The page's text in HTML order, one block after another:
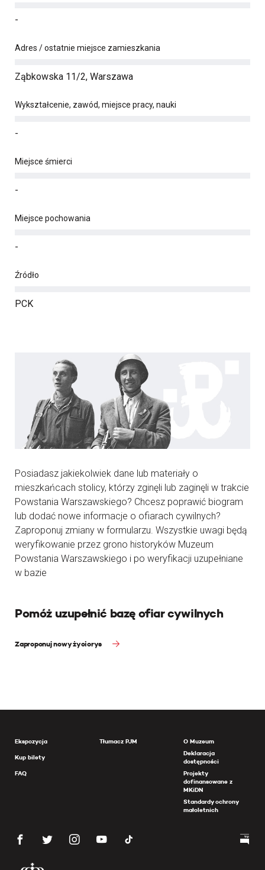
-
Adres / ostatnie miejsce zamieszkania
Ząbkowska 11/2, Warszawa
Wykształcenie, zawód, miejsce pracy, nauki
-
Miejsce śmierci
-
Miejsce pochowania
-
Źródło
PCK
Posiadasz jakiekolwiek dane lub materiały o
mieszkańcach stolicy, którzy zginęli lub zaginęli w trakcie
Powstania Warszawskiego? Chcesz poprawić biogram
lub dodać nowe informacje o ofiarach cywilnych?
Zaproponuj zmiany w formularzu. Wszystkie uwagi będą
weryfikowanie przez grono historyków Muzeum
Powstania Warszawskiego i po weryfikacji uzupełniane
w bazie
Pomóż uzupełnić bazę ofiar cywilnych
Zaproponuj nowy życiorys
Ekspozycja
Kup bilety
FAQ
Tłumacz PJM
O Muzeum
Deklaracja
dostępności
Projekty
dofinansowane z
MKiDN
Standardy ochrony
małoletnich